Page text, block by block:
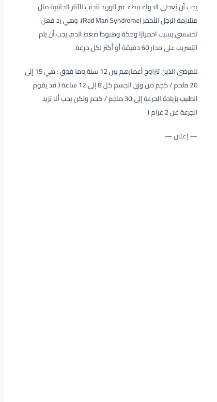
يجب أن يُعطى الدواء ببطء عبر الوريد لتجنب الآثار الجانبية مثل
متلازمة الرجل الأحمر (Red Man Syndrome)، وهي رد فعل
تحسسي يسبب احمرارًا وحكة وهبوط ضغط الدم. يجب أن يتم
التسريب على مدار 60 دقيقة أو أكثر لكل جرعة.
للمرضى الذين تتراوح أعمارهم بين 12 سنة وما فوق : هي 15 إلى
20 ملجم / كجم من وزن الجسم كل 8 إلى 12 ساعة ( قد يقوم
الطبيب بزيادة الجرعة إلى 30 ملجم / كجم ولكن يجب ألا تزيد
الجرعة عن 2 غرام ).
— إعلان —